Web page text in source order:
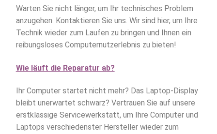
Warten Sie nicht länger, um Ihr technisches Problem
anzugehen. Kontaktieren Sie uns. Wir sind hier, um Ihre
Technik wieder zum Laufen zu bringen und Ihnen ein
reibungsloses Computernutzerlebnis zu bieten!
Wie läuft die Reparatur ab?
Ihr Computer startet nicht mehr? Das Laptop-Display
bleibt unerwartet schwarz? Vertrauen Sie auf unsere
erstklassige Servicewerkstatt, um Ihre Computer und
Laptops verschiedenster Hersteller wieder zum